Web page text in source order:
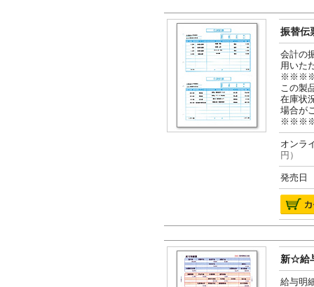
振替伝
会計の
用いた
この製
在庫状
場合が
オン
円）
発売日
新☆給
給与明